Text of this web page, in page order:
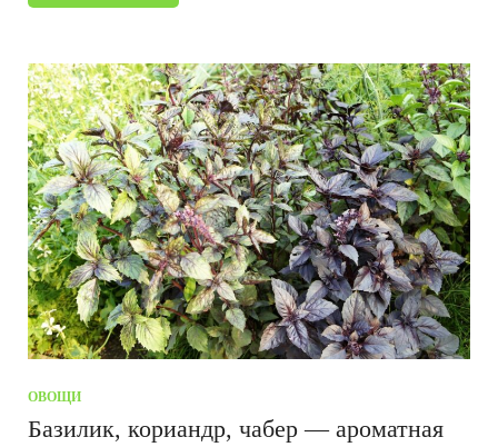
ОВОЩИ
Базилик, кориандр, чабер — ароматная